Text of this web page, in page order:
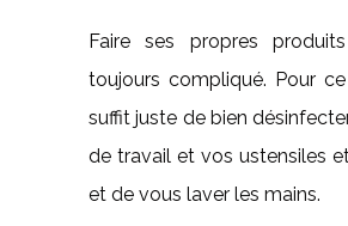
Faire ses propres
toujours compliqué. Pour
suffit juste de bien
de travail et vos ustensiles
et de vous laver les mains.